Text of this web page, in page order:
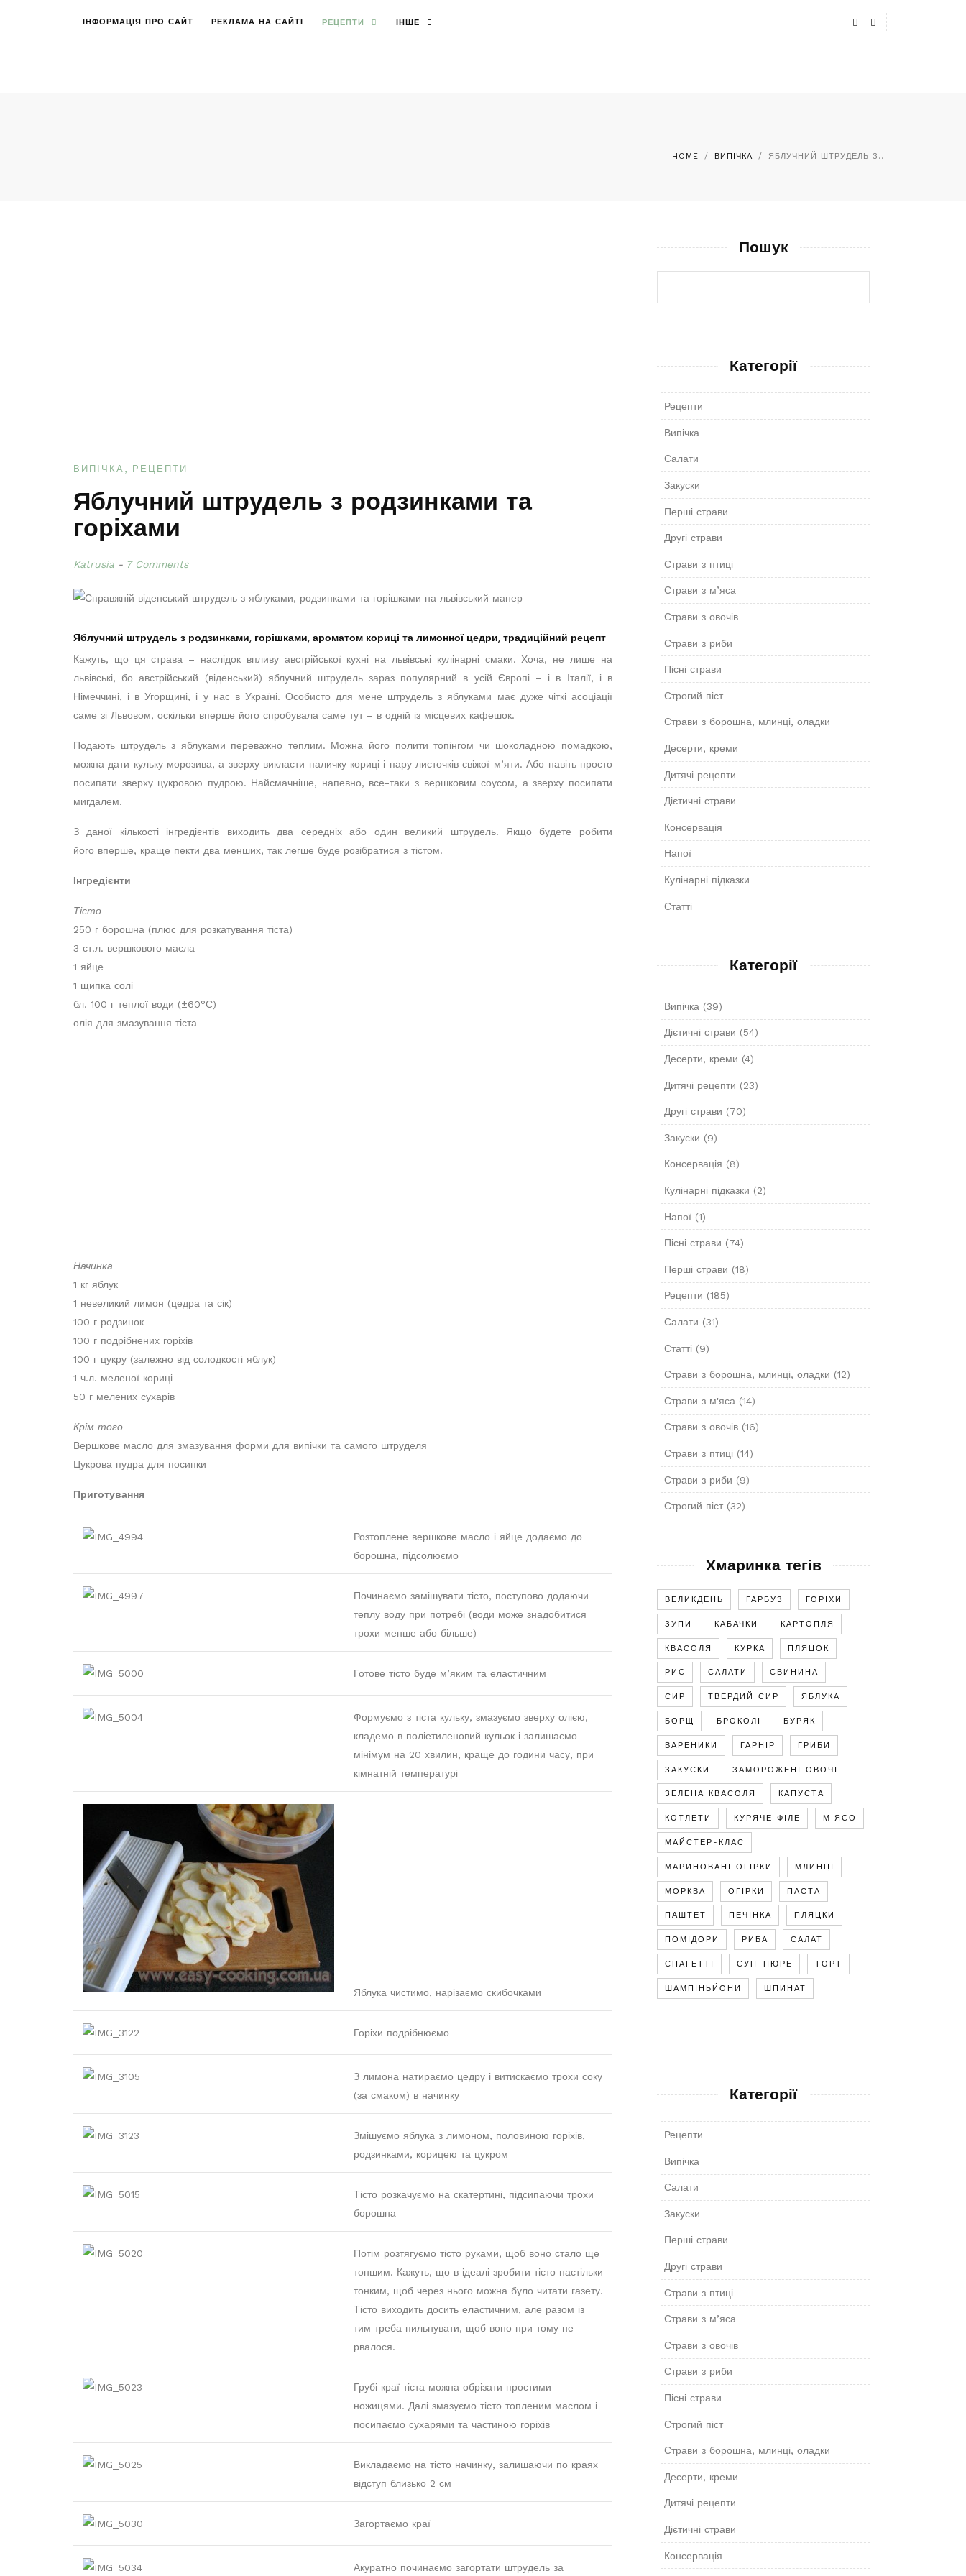
ІНФОРМАЦІЯ ПРО САЙТ РЕКЛАМА НА САЙТІ РЕЦЕПТИ ІНШЕ
HOME / ВИПІЧКА / ЯБЛУЧНИЙ ШТРУДЕЛЬ З...
ВИПІЧКА РЕЦЕПТИ
Яблучний штрудель з родзинками та
горіхами
Katrusia 7 Comments
Яблучний штрудель з родзинками, горішками, ароматом кориці та лимонної цедри, традиційний рецепт
Кажуть, що ця страва – наслідок впливу австрійської кухні на львівські кулінарні смаки. Хоча, не лише на
львівські, бо австрійський (віденський) яблучний штрудель зараз популярний в усій Європі – і в Італії, і в
Німеччині, і в Угорщині, і у нас в Україні. Особисто для мене штрудель з яблуками має дуже чіткі асоціації
саме зі Львовом, оскільки вперше його спробувала саме тут – в одній із місцевих кафешок.
Подають штрудель з яблуками переважно теплим. Можна його полити топінгом чи шоколадною помадкою,
можна дати кульку морозива, а зверху викласти паличку кориці і пару листочків свіжої м’яти. Або навіть просто
посипати зверху цукровою пудрою. Найсмачніше, напевно, все-таки з вершковим соусом, а зверху посипати
мигдалем.
З даної кількості інгредієнтів виходить два середніх або один великий штрудель. Якщо будете робити
його вперше, краще пекти два менших, так легше буде розібратися з тістом.
Інгредієнти
Тісто
250 г борошна (плюс для розкатування тіста)
3 ст.л. вершкового масла
1 яйце
1 щипка солі
бл. 100 г теплої води (±60°С)
олія для змазування тіста
Начинка
1 кг яблук
1 невеликий лимон (цедра та сік)
100 г родзинок
100 г подрібнених горіхів
100 г цукру (залежно від солодкості яблук)
1 ч.л. меленої кориці
50 г мелених сухарів
Крім того
Вершкове масло для змазування форми для випічки та самого штруделя
Цукрова пудра для посипки
Приготування
Розтоплене вершкове масло і яйце додаємо до
борошна, підсолюємо
Починаємо замішувати тісто, поступово додаючи
теплу воду при потребі (води може знадобитися
трохи менше або більше)
Готове тісто буде м’яким та еластичним
Формуємо з тіста кульку, змазуємо зверху олією,
кладемо в поліетиленовий кульок і залишаємо
мінімум на 20 хвилин, краще до години часу, при
кімнатній температурі
Яблука чистимо, нарізаємо скибочками
Горіхи подрібнюємо
З лимона натираємо цедру і витискаємо трохи соку
(за смаком) в начинку
Змішуємо яблука з лимоном, половиною горіхів,
родзинками, корицею та цукром
Тісто розкачуємо на скатертині, підсипаючи трохи
борошна
Потім розтягуємо тісто руками, щоб воно стало ще
тоншим. Кажуть, що в ідеалі зробити тісто настільки
тонким, щоб через нього можна було читати газету.
Тісто виходить досить еластичним, але разом із
тим треба пильнувати, щоб воно при тому не
рвалося.
Грубі краї тіста можна обрізати простими
ножицями. Далі змазуємо тісто топленим маслом і
посипаємо сухарями та частиною горіхів
Викладаємо на тісто начинку, залишаючи по краях
відступ близько 2 см
Загортаємо краї
Акуратно починаємо загортати штрудель за
Пошук
Категорії
Рецепти
Випічка
Салати
Закуски
Перші страви
Другі страви
Страви з птиці
Страви з м’яса
Страви з овочів
Страви з риби
Пісні страви
Строгий піст
Страви з борошна, млинці, оладки
Десерти, креми
Дитячі рецепти
Дієтичні страви
Консервація
Напої
Кулінарні підказки
Статті
Категорії
Випічка (39)
Дієтичні страви (54)
Десерти, креми (4)
Дитячі рецепти (23)
Другі страви (70)
Закуски (9)
Консервація (8)
Кулінарні підказки (2)
Напої(1)
Пісні страви (74)
Перші страви (18)
Рецепти (185)
Салати (31)
Статті (9)
Страви з борошна, млинці, оладки (12)
Страви з м'яса (14)
Страви з овочів(16)
Страви з птиці (14)
Страви з риби (9)
Строгий піст(32)
Хмаринка тегів
ВЕЛИКДЕНЬ ГАРБУЗ ГОРІХИ
ЗУПИ КАБАЧКИ КАРТОПЛЯ
КВАСОЛЯ КУРКА ПЛЯЦОК
РИС САЛАТИ СВИНИНА
СИР ТВЕРДИЙ СИР ЯБЛУКА
БОРЩ БРОКОЛІ БУРЯК
ВАРЕНИКИ ГАРНІР ГРИБИ
ЗАКУСКИ ЗАМОРОЖЕНІ ОВОЧІ
ЗЕЛЕНА КВАСОЛЯ КАПУСТА
КОТЛЕТИ КУРЯЧЕ ФІЛЕ М'ЯСО
МАЙСТЕР-КЛАС
МАРИНОВАНІ ОГІРКИ МЛИНЦІ
МОРКВА ОГІРКИ ПАСТА
ПАШТЕТ ПЕЧІНКА ПЛЯЦКИ
ПОМІДОРИ РИБА САЛАТ
СПАГЕТТІ СУП-ПЮРЕ ТОРТ
ШАМПІНЬЙОНИ ШПИНАТ
Категорії
Рецепти
Випічка
Салати
Закуски
Перші страви
Другі страви
Страви з птиці
Страви з м’яса
Страви з овочів
Страви з риби
Пісні страви
Строгий піст
Страви з борошна, млинці, оладки
Десерти, креми
Дитячі рецепти
Дієтичні страви
Консервація